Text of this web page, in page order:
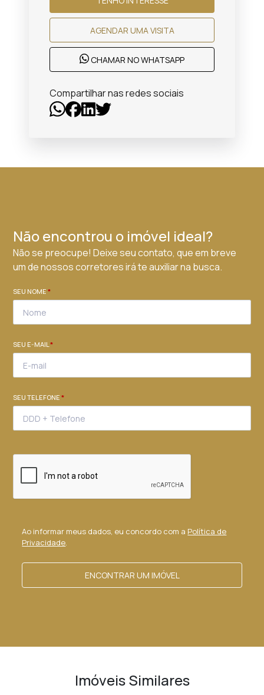
AGENDAR UMA VISITA
CHAMAR NO WHATSAPP
Compartilhar nas redes sociais
Não encontrou o imóvel ideal?
Não se preocupe! Deixe seu contato, que em breve
um de nossos corretores irá te auxiliar na busca.
SEU NOME*
SEU E-MAIL*
SEU TELEFONE*
Ao informar meus dados, eu concordo com a Política de
Privacidade.
ENCONTRAR UM IMÓVEL
Imóveis Similares